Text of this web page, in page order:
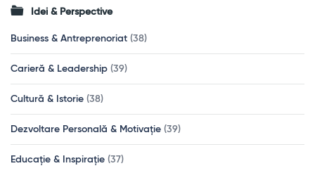
Idei & Perspective
Business & Antreprenoriat (38)
Carieră & Leadership (39)
Cultură & Istorie (38)
Dezvoltare Personală & Motivație (39)
Educație & Inspirație (37)